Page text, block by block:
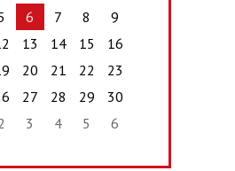
6 7 8
9
13 14 15
16
20 21 22
23
27 28 29
30
3 4 5 6